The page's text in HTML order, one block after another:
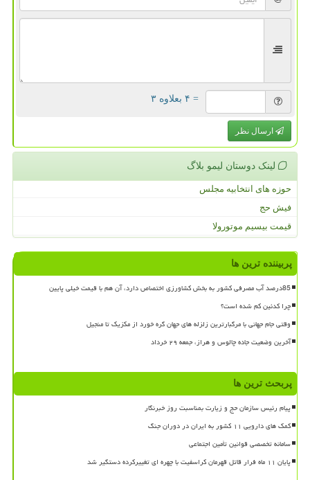
= ۴ بعلاوه ۳
ارسال نظر
لینک دوستان لیمو بلاگ
حوزه های انتخابیه مجلس
فیش حج
قیمت بیسیم موتورولا
پربیننده ترین ها
85درصد آب مصرفی کشور به بخش کشاورزی اختصاص دارد، آن هم با قیمت خیلی پایین
چرا کدئین کم شده است؟
وقتی جام جهانی با مرگبارترین زلزله های جهان گره خورد از مکزیک تا منجیل
آخرین وضعیت جاده چالوس و هراز، جمعه ۲۹ خرداد
پربحث ترین ها
پیام رئیس سازمان حج و زیارت بمناسبت روز خبرنگار
کمک های دارویی ۱۱ کشور به ایران در دوران جنگ
سامانه تخصصی قوانین تأمین اجتماعی
پایان ۱۱ ماه فرار قاتل قهرمان کراسفیت با چهره ای تغییرکرده دستگیر شد